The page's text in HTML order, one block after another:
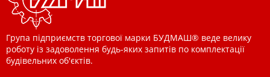
Група підприємств торгової марки БУДМАШ® веде велику
роботу із задоволення будь-яких запитів по комплектації
будівельних об'єктів.